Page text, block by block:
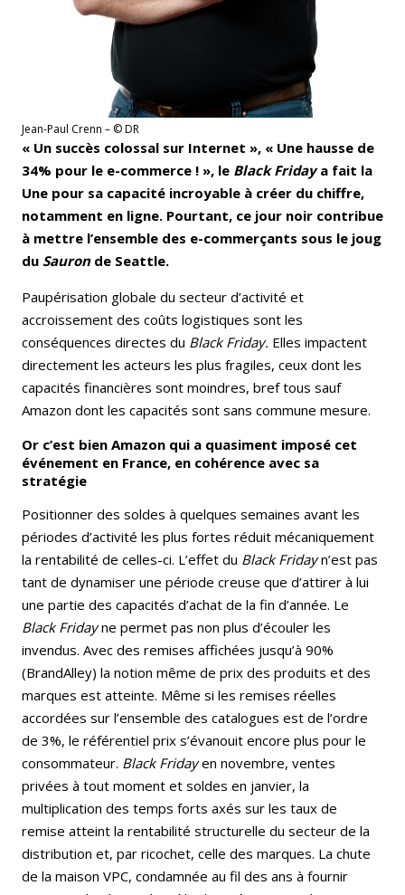
Jean-Paul Crenn – © DR
« Un succès colossal sur Internet », « Une hausse de
34% pour le e-commerce ! », le Black Fridaya fait la
Une pour sa capacité incroyable à créer du chiffre,
notamment en ligne. Pourtant, ce jour noir contribue
à mettre l’ensemble des e-commerçants sous le joug
du Sauronde Seattle.
Paupérisation globale du secteur d’activité et
accroissement des coûts logistiques sont les
conséquences directes du Black Friday. Elles impactent
directement les acteurs les plus fragiles, ceux dont les
capacités financières sont moindres, bref tous sauf
Amazon dont les capacités sont sans commune mesure.
Or c’est bien Amazon qui a quasiment imposé cet
événement en France, en cohérence avec sa
stratégie
Positionner des soldes à quelques semaines avant les
périodes d’activité les plus fortes réduit mécaniquement
la rentabilité de celles-ci. L’effet du Black Fridayn’est pas
tant de dynamiser une période creuse que d’attirer à lui
une partie des capacités d’achat de la fin d’année. Le
Black Fridayne permet pas non plus d’écouler les
invendus. Avec des remises affichées jusqu’à 90%
(BrandAlley) la notion même de prix des produits et des
marques est atteinte. Même si les remises réelles
accordées sur l’ensemble des catalogues est de l’ordre
de 3%, le référentiel prix s’évanouit encore plus pour le
consommateur. Black Fridayen novembre, ventes
privées à tout moment et soldes en janvier, la
multiplication des temps forts axés sur les taux de
remise atteint la rentabilité structurelle du secteur de la
distribution et, par ricochet, celle des marques. La chute
de la maison VPC, condamnée au fil des ans à fournir